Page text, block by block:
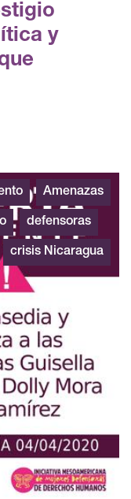
y
Amenazas
defensoras
crisis Nicaragua